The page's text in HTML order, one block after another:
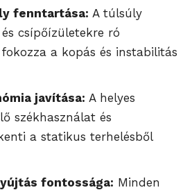
fenntartása: A túlsúly
csípőízületekre ró
a kopás és instabilitás
javítása: A helyes
székhasználat és
a statikus terhelésből
fontossága: Minden